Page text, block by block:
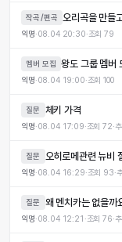
작곡/편곡 오리곡을 만들
익명·08.04 20:30·조회79
멤버 모집 왕도 그룹 멤버
익명·08.04 19:00·조회100
질문 체키 가격
익명·08.04 17:09·조회72·
질문 오히로메관련 뉴비
익명·08.04 16:29·조회 93·
질문 왜 멘치카는 없을까
익명·08.04 12:21 ·조회76·